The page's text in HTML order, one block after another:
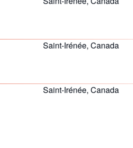
Saint-Irénée, Canada
Saint-Irénée, Canada